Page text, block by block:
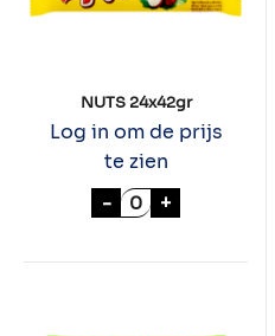
NUTS 24x42gr
Log in om de prijs
te zien
- NUTS 24x42gr
+